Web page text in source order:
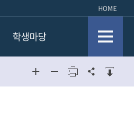
HOME
학생마당
학생회소개
동아리
학생회소개
동아리